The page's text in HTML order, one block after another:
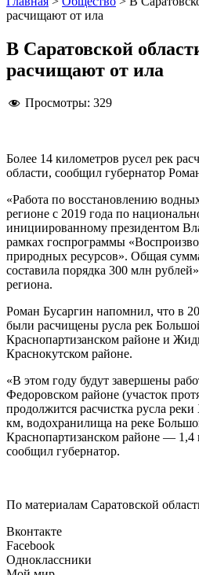
расчищают от ила
В Саратовской
расчищают от ила
Просмотры: 329
Более 14 километров русел рек
области, сообщил губернатор
«Работа по восстановлению
регионе с 2019 года по
инициированному президентом
рамках госпрограммы
природных ресурсов». Общая
составила порядка 300 млн
региона.
Роман Бусаргин напомнил, что в
были расчищены русла рек
Краснопартизанском районе и
Краснокутском районе.
«В этом году будут завершены
Федоровском районе (участок
продолжится расчистка русла
км, водохранилища на реке
Краснопартизанском районе —
сообщил губернатор.
По материалам Саратовской
Вконтакте
Facebook
Одноклассники